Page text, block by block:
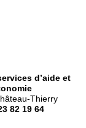
d’aide et
Thierry
82 19 64